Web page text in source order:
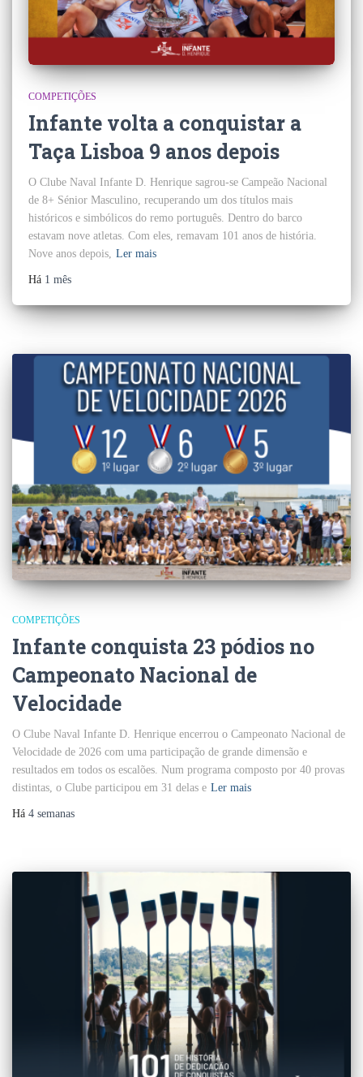
COMPETIÇÕES
Infante volta a conquistar a
Taça Lisboa 9 anos depois
O Clube Naval Infante D. Henrique sagrou-se Campeão Nacional
de 8+ Sénior Masculino, recuperando um dos títulos mais
históricos e simbólicos do remo português. Dentro do barco
estavam nove atletas. Com eles, remavam 101 anos de história.
Nove anos depois, Ler mais
Há 1 mês
COMPETIÇÕES
Infante conquista 23 pódios no
Campeonato Nacional de
Velocidade
O Clube Naval Infante D. Henrique encerrou o Campeonato Nacional de
Velocidade de 2026 com uma participação de grande dimensão e
resultados em todos os escalões. Num programa composto por 40 provas
distintas, o Clube participou em 31 delas e Ler mais
Há 4 semanas